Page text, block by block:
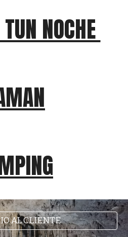
NOCHE
AL CLIENTE